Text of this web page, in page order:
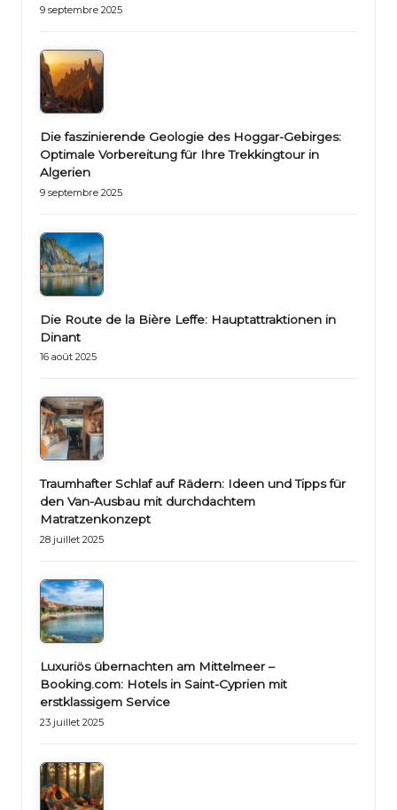
9 septembre 2025
Die faszinierende Geologie des Hoggar-Gebirges:
Optimale Vorbereitung für Ihre Trekkingtour in
Algerien
9 septembre 2025
Die Route de la Bière Leffe: Hauptattraktionen in
Dinant
16 août 2025
Traumhafter Schlaf auf Rädern: Ideen und Tipps für
den Van-Ausbau mit durchdachtem
Matratzenkonzept
28 juillet 2025
Luxuriös übernachten am Mittelmeer –
Booking.com: Hotels in Saint-Cyprien mit
erstklassigem Service
23 juillet 2025